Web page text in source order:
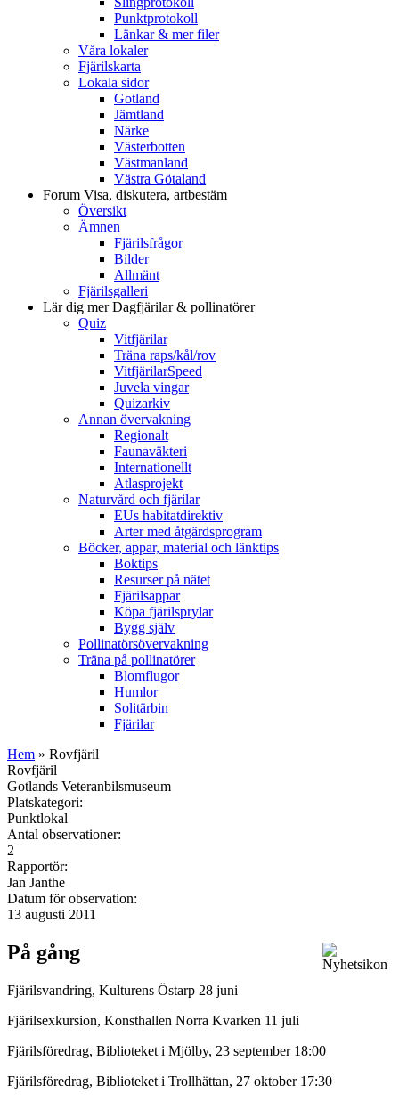
Punktprotokoll
Länkar & mer filer
Våra lokaler
Fjärilskarta
Lokala sidor
Gotland
Jämtland
Närke
Västerbotten
Västmanland
Västra Götaland
Forum Visa, diskutera, artbestäm
Översikt
Ämnen
Fjärilsfrågor
Bilder
Allmänt
Fjärilsgalleri
Lär dig merDagfjärilar & pollinatörer
Quiz
Vitfjärilar
Träna raps/kål/rov
VitfjärilarSpeed
Juvela vingar
Quizarkiv
Annan övervakning
Regionalt
Faunaväkteri
Internationellt
Atlasprojekt
Naturvård och fjärilar
EUs habitatdirektiv
Arter med åtgärdsprogram
Böcker, appar, material och länktips
Boktips
Resurser på nätet
Fjärilsappar
Köpa fjärilsprylar
Bygg själv
Pollinatörsövervakning
Träna på pollinatörer
Blomflugor
Humlor
Solitärbin
Fjärilar
Hem » Rovfjäril
Rovfjäril
Gotlands Veteranbilsmuseum
Platskategori:
Punktlokal
Antal observationer:
2
Rapportör:
Jan Janthe
Datum för observation:
13 augusti 2011
På gång
Fjärilsvandring, Kulturens Östarp 28 juni
Fjärilsexkursion, Konsthallen Norra Kvarken 11 juli
Fjärilsföredrag, Biblioteket i Mjölby, 23 september 18:00
Fjärilsföredrag, Biblioteket i Trollhättan, 27 oktober 17:30